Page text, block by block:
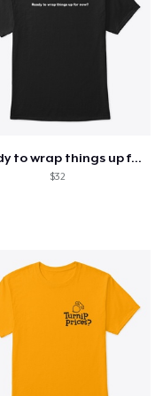
Ready to wrap things up for now?
$32